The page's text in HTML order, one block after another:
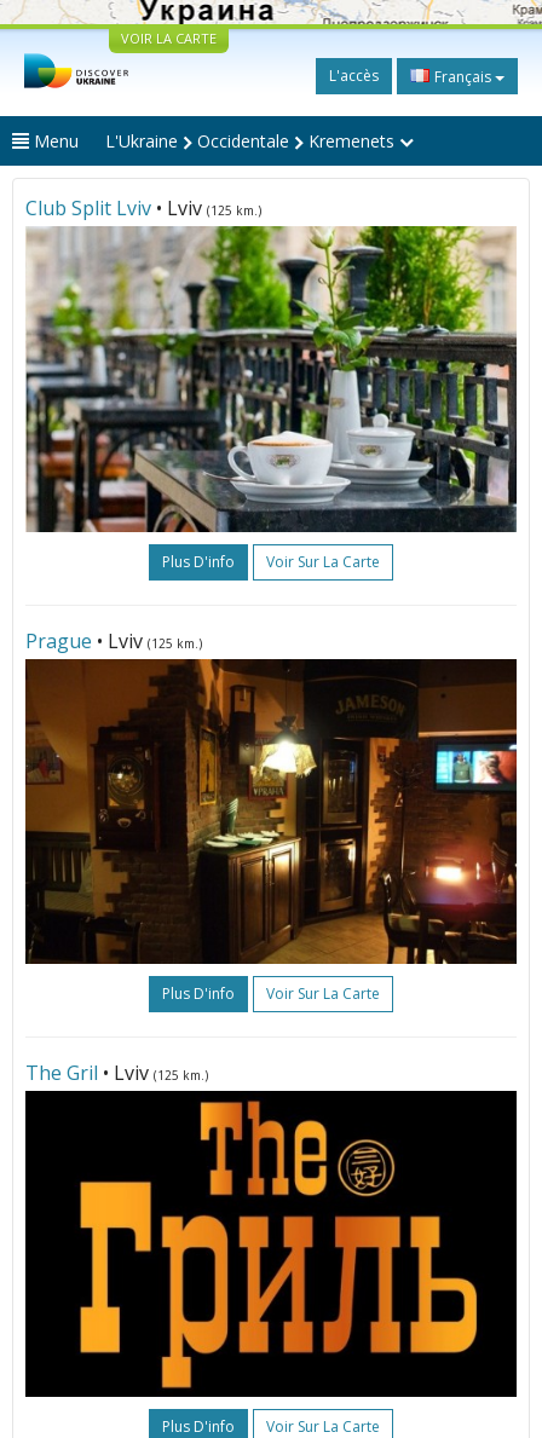
VOIR LA CARTE
L'accès Français
Menu L'Ukraine Occidentale Kremenets
Club Split Lviv • Lviv (125 km.)
Plus D'info Voir Sur La Carte
Prague • Lviv (125 km.)
Plus D'info Voir Sur La Carte
Тhе Gril • Lviv (125 km.)
Plus D'info Voir Sur La Carte